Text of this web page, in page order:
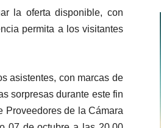
la oferta disponible, con
permita a los visitantes
asistentes, con marcas de
sorpresas durante este fin
Proveedores de la Cámara